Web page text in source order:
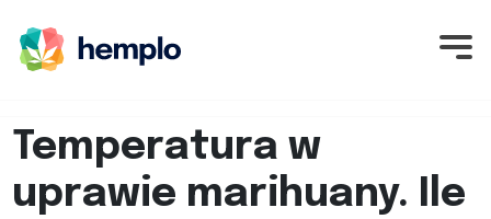
Temperatura w
uprawie marihuany. Ile